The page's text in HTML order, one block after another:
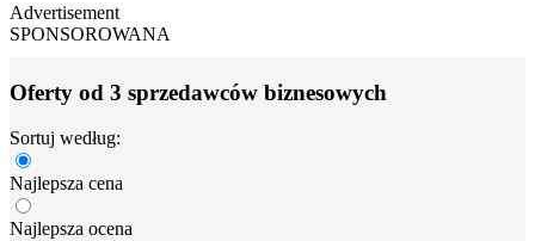
Advertisement
SPONSOROWANA
Oferty od 3 sprzedawców biznesowych
Sortuj według:
Najlepsza cena
Najlepsza ocena